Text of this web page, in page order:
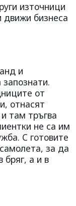
източници
бизнеса
и
от
отнасят
там тръгва
не са им
С готовите
за да
бряг, а и в